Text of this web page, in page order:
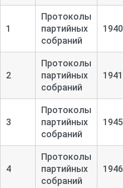
1
Протоколы
партийных
собраний
1940
2
Протоколы
партийных
собраний
1941
3
Протоколы
партийных
собраний
1945
4
Протоколы
партийных
собраний
1946